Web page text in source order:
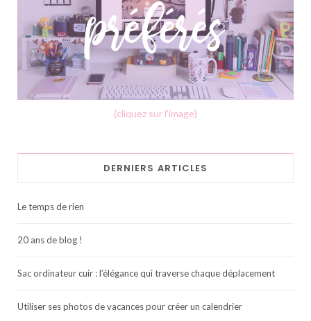
(cliquez sur l'image)
DERNIERS ARTICLES
Le temps de rien
20 ans de blog !
Sac ordinateur cuir : l’élégance qui traverse chaque déplacement
Utiliser ses photos de vacances pour créer un calendrier